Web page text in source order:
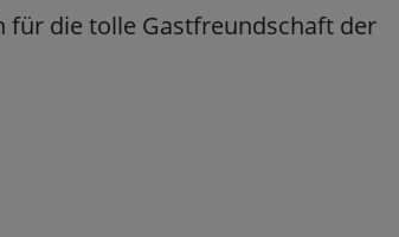
für die tolle Gastfreundschaft der